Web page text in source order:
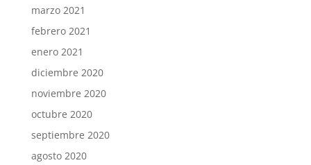
marzo 2021
febrero 2021
enero 2021
diciembre 2020
noviembre 2020
octubre 2020
septiembre 2020
agosto 2020